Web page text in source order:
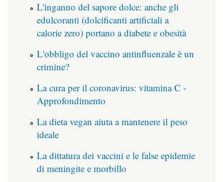
L'inganno del sapore dolce: anche gli
edulcoranti (dolcificanti artificiali a
calorie zero) portano a diabete e obesità
L'obbligo del vaccino antinfluenzale è un
crimine?
La cura per il coronavirus: vitamina C -
Approfondimento
La dieta vegan aiuta a mantenere il peso
ideale
La dittatura dei vaccini e le false epidemie
di meningite e morbillo